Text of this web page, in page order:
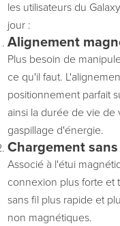
les utilisateurs du
jour :
Alignement
Plus besoin de
ce qu'il faut.
positionnement parfait
ainsi la durée de vie
gaspillage d'énergie.
Chargement
Associé à l'étui
connexion plus forte et
sans fil plus rapide et
non magnétiques.